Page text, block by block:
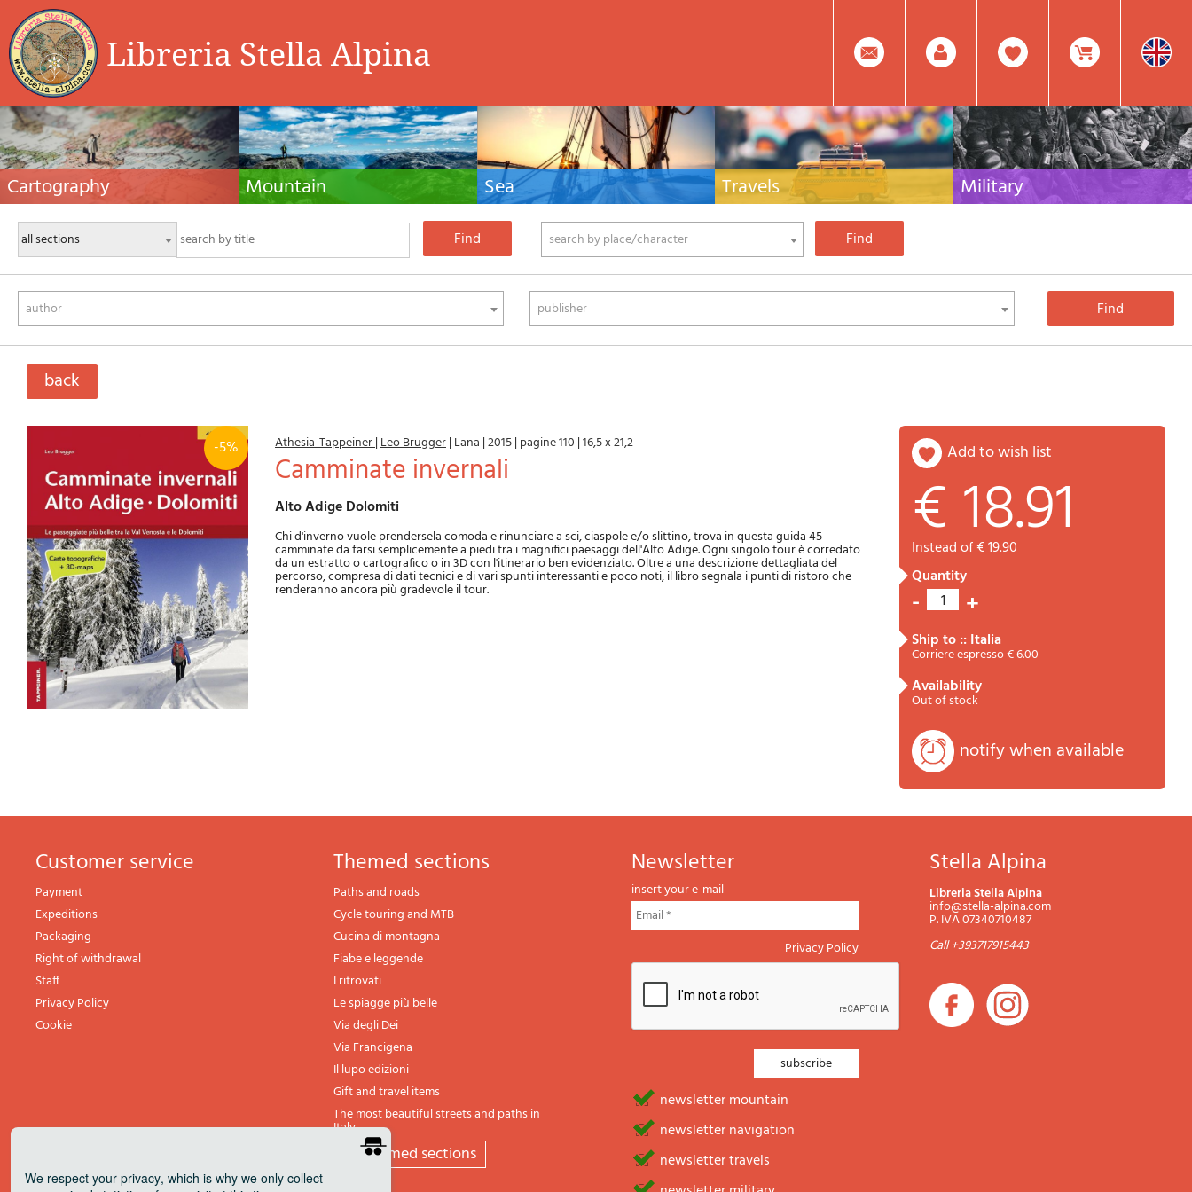
Libreria Stella Alpina 0
Item(s)
In
Cart
Facebook
Create
Cartography
Hiking maps, maps and atlases, cartography
around the world. Maps of the trails, cartography
for cyclotourism and mountain biking
Mountain
Alpine guides, hiking guides, technical manuals
for summer and winter mountaineering.
Mountain literature and filmography
Sea
Nautical manuals, nautical cartography, books
and literature for sailboat and motor
Travels
Travel guides and travel literature for Italy,
Europe and the rest of the world
Military
Collection of the best publications (books and
search by place/character
author publisher
back
-5% Athesia-Tappeiner|Leo Brugger| Lana |2015| pagine 110 |16,5 x 21,2
Camminate invernali
Alto Adige Dolomiti
Chi d'inverno vuole prendersela comoda e rinunciare a sci, ciaspole e/o slittino, trova in questa guida 45
camminate da farsi semplicemente a piedi tra i magnifici paesaggi dell'Alto Adige. Ogni singolo tour è corredato
da un estratto o cartografico o in 3D con l'itinerario ben evidenziato. Oltre a una descrizione dettagliata del
percorso, compresa di dati tecnici e di vari spunti interessanti e poco noti, il libro segnala i punti di ristoro che
renderanno ancora più gradevole il tour.
add to wish list
€ 18.91
instead of € 19.90
quantity
- 1 +
ship to :: Italia
Corriere espresso € 6.00
availability
Out of stock
notify when available
Customer service
Payment
Expeditions
Packaging
Right of withdrawal
Staff
Privacy Policy
Cookie
themed sections
Paths and roads
Cycle touring and MTB
Cucina di montagna
Fiabe e leggende
I ritrovati
Le spiagge più belle
Via degli Dei
Via Francigena
Il lupo edizioni
Gift and travel items
The most beautiful streets and paths in
Italy
All themed sections
newsletter
insert your e-mail
Privacy Policy
newsletter mountain
newsletter navigation
newsletter travels
Stella Alpina
Libreria Stella Alpina
info@stella-alpina.com
P. IVA 07340710487
Call +393717915443
We respect your privacy, which is why we only collect